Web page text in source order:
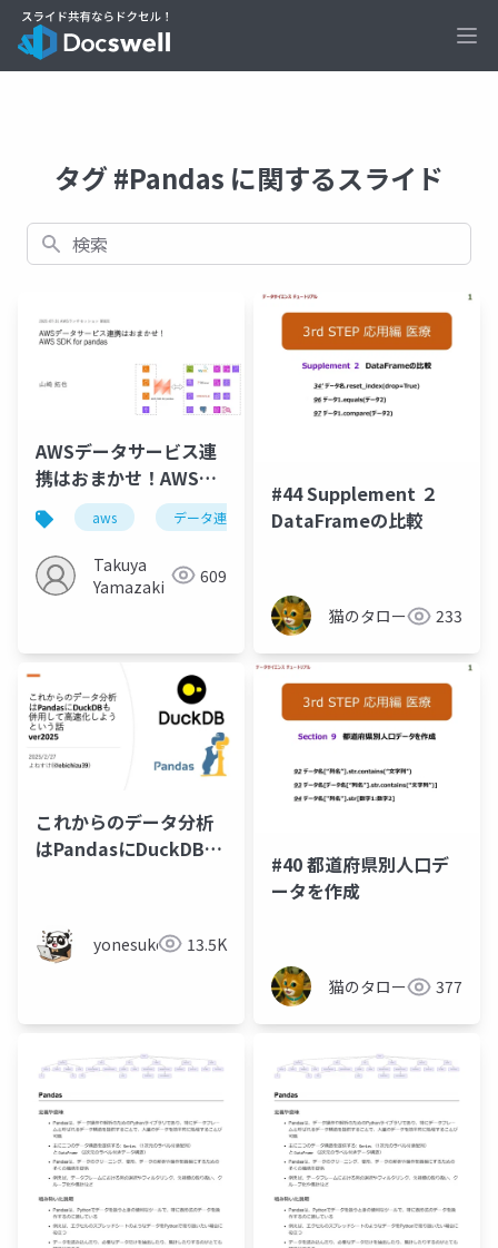
タグ #Pandas に関するスライド
検索
AWSデータサービス連
携はおまかせ！AWS
SDK for pandas
aws データ連携
Takuya
Yamazaki
609
#44 Supplement ２
DataFrameの比較
猫のタロー 233
これからのデータ分析
はPandasにDuckDBも
yonesuke 13.5K
#40 都道府県別人口デ
ータを作成
猫のタロー 377